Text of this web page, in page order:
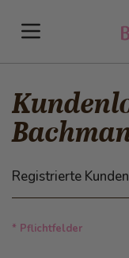
Registrierte Kunden
* Pflichtfelder